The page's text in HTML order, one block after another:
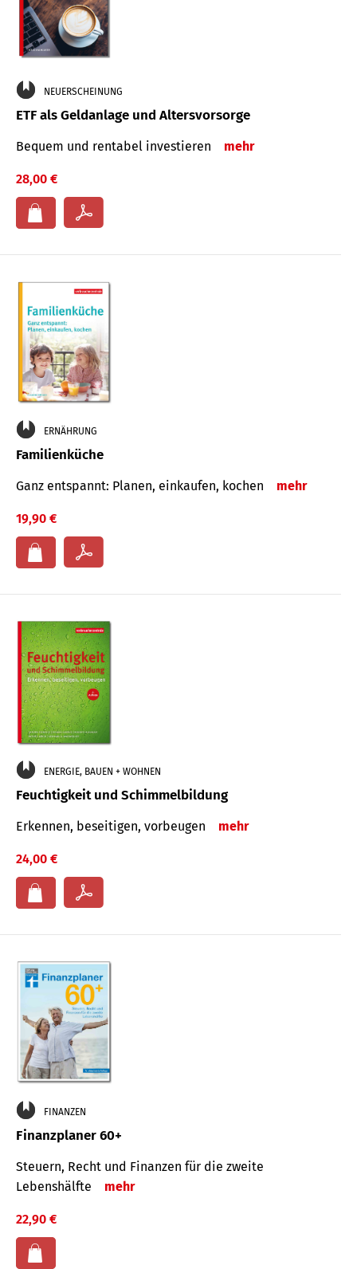
NEUERSCHEINUNG
ETF als Geldanlage und Altersvorsorge
Bequem und rentabel investieren mehr
28,00 €
ERNÄHRUNG
Familienküche
Ganz entspannt: Planen, einkaufen, kochen mehr
19,90 €
ENERGIE, BAUEN + WOHNEN
Feuchtigkeit und Schimmelbildung
Erkennen, beseitigen, vorbeugen mehr
24,00 €
FINANZEN
Finanzplaner 60+
Steuern, Recht und Finanzen für die zweite
Lebenshälfte
mehr
22,90 €